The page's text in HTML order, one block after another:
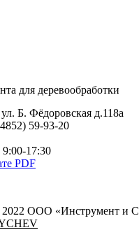
для деревообработки
Б. Фёдоровская д.118а
59-93-20
17:30
PDF
ООО «Инструмент и